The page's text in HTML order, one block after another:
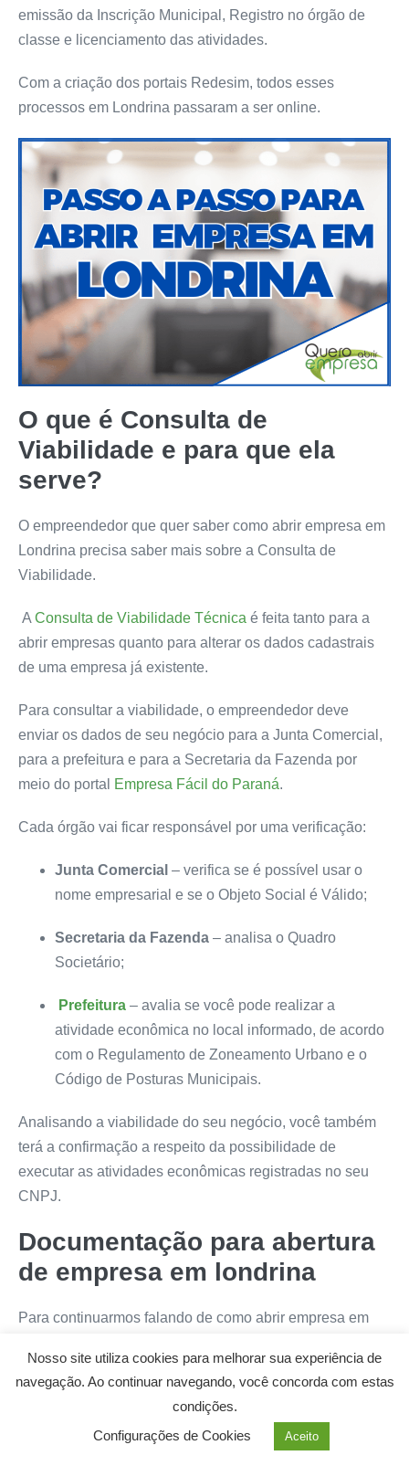
emissão da Inscrição Municipal, Registro no órgão de
classe e licenciamento das atividades.
Com a criação dos portais Redesim, todos esses
processos em Londrina passaram a ser online.
O que é Consulta de
Viabilidade e para que ela
serve?
O empreendedor que quer saber como abrir empresa em
Londrina precisa saber mais sobre a Consulta de
Viabilidade.
AConsulta de Viabilidade Técnica é feita tanto para a
abrir empresas quanto para alterar os dados cadastrais
de uma empresa já existente.
Para consultar a viabilidade, o empreendedor deve
enviar os dados de seu negócio para a Junta Comercial,
para a prefeitura e para a Secretaria da Fazenda por
meio do portal Empresa Fácil do Paraná.
Cada órgão vai ficar responsável por uma verificação:
Junta Comercial – verifica se é possível usar o
nome empresarial e se o Objeto Social é Válido;
Secretaria da Fazenda – analisa o Quadro
Societário;
Prefeitura – avalia se você pode realizar a
atividade econômica no local informado, de acordo
com o Regulamento de Zoneamento Urbano e o
Código de Posturas Municipais.
Analisando a viabilidade do seu negócio, você também
terá a confirmação a respeito da possibilidade de
executar as atividades econômicas registradas no seu
CNPJ.
Documentação para abertura
de empresa em londrina
Para continuarmos falando de como abrir empresa em
você vai precisar para fazer o passo a passo da abertura
de empresa em Londrina.
O primeiro documento é o contrato social. Um contador
Nosso site utiliza cookies para melhorar sua experiência de
navegação. Ao continuar navegando, você concorda com estas
condições.
Configurações de Cookies
Aceito